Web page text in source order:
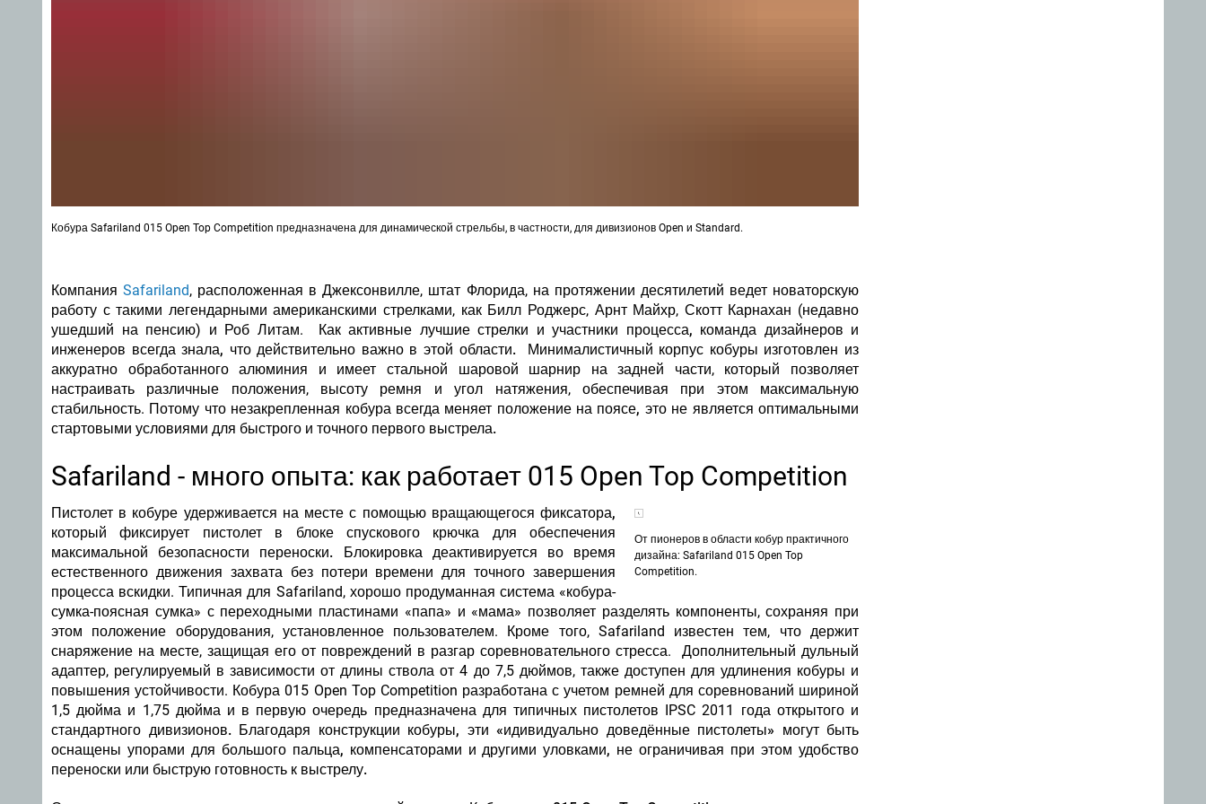
Кобура Safariland 015 Open Top Competition предназначена для динамической стрельбы, в частности, для дивизионов Open и Standard.
КомпанияSafariland, расположенная в Джексонвилле, штат Флорида, на протяжении десятилетий ведет новаторскую
работу с такими легендарными американскими стрелками, как Билл Роджерс, Арнт Майхр, Скотт Карнахан (недавно
ушедший на пенсию) и Роб Литам. Как активные лучшие стрелки и участники процесса, команда дизайнеров и
инженеров всегда знала, что действительно важно в этой области.Минималистичный корпус кобуры изготовлен из
аккуратно обработанного алюминия и имеет стальной шаровой шарнир на задней части, который позволяет
настраивать различные положения, высоту ремня и угол натяжения, обеспечивая при этом максимальную
стабильность. Потому что незакрепленная кобура всегда меняет положение на поясе, это не является оптимальными
стартовыми условиями для быстрого и точного первого выстрела.
Safariland - много опыта: как работает 015 Open Top Competition
От пионеров в области кобур практичного
дизайна: Safariland 015 Open Top
Competition.
Пистолет в кобуре удерживается на месте с помощью вращающегося фиксатора,
который фиксирует пистолет в блоке спускового крючка для обеспечения
максимальной безопасности переноски. Блокировка деактивируется во время
естественного движения захвата без потери времени для точного завершения
процесса вскидки. Типичная для Safariland, хорошо продуманная система «кобура-
сумка-поясная сумка» с переходными пластинами «папа» и «мама» позволяет разделять компоненты, сохраняя при
этом положение оборудования, установленное пользователем. Кроме того, Safariland известен тем, что держит
снаряжение на месте, защищая его от повреждений в разгар соревновательного стресса. Дополнительный дульный
адаптер, регулируемый в зависимости от длины ствола от 4 до 7,5 дюймов, также доступен для удлинения кобуры и
повышения устойчивости. Кобура 015 Open Top Competition разработана с учетом ремней для соревнований шириной
1,5 дюйма и 1,75 дюйма и в первую очередь предназначена для типичных пистолетов IPSC 2011 года открытого и
стандартного дивизионов. Благодаря конструкции кобуры, эти «идивидуально доведённые пистолеты» могут быть
оснащены упорами для большого пальца, компенсаторами и другими уловками, не ограничивая при этом удобство
переноски или быструю готовность к выстрелу.